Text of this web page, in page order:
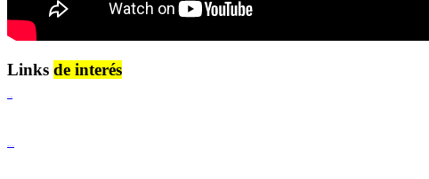
Links de interés